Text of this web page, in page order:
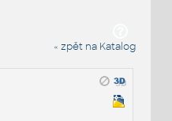
« zpět na Katalog